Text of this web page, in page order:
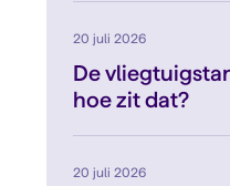
20 juli 2026
De
hoe zit dat?
20 juli 2026